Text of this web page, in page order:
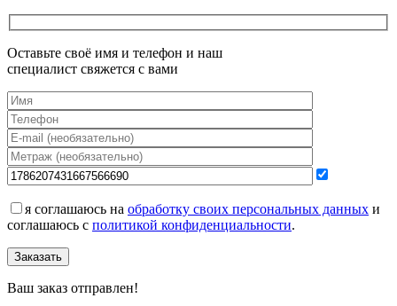
Оставьте своё имя и телефон и наш
специалист свяжется с вами
я соглашаюсь на обработку своих персональных данных и
соглашаюсь с политикой конфиденциальности.
Заказать
Ваш заказ отправлен!